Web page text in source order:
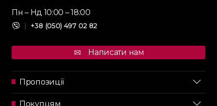
Пн – Нд 10:00 – 18:00
| +38 (050) 497 02 82
Написати нам
Пропозиції
Покупцям